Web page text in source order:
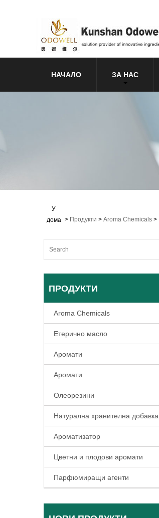
НАЧАЛО ЗА НАС
У
дома > Продукти > Aroma Chemicals >
ПРОДУКТИ
Aroma Chemicals
Етерично масло
Аромати
Аромати
Олеорезини
Натурална хранителна добавка
Ароматизатор
Цветни и плодови аромати
Парфюмиращи агенти